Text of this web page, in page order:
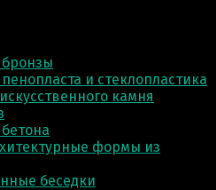
и стеклопластика
камня
формы из
беседки